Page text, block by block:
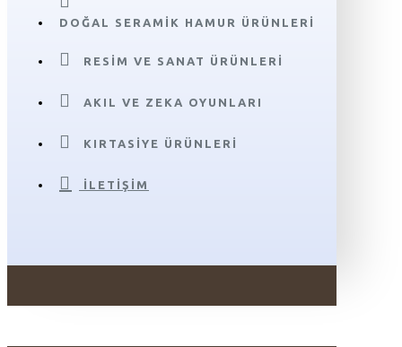
DOĞAL SERAMIK HAMUR ÜRÜNLERI
RESIM VE SANAT ÜRÜNLERI
AKIL VE ZEKA OYUNLARI
KIRTASIYE ÜRÜNLERI
İLETIŞIM